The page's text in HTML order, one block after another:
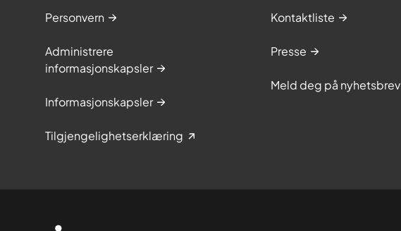
Personvern
Administrere
informasjonskapsler
Informasjonskapsler
Tilgjengelighetserklæring
Kontaktliste
Presse
Meld deg på nyhetsbrev